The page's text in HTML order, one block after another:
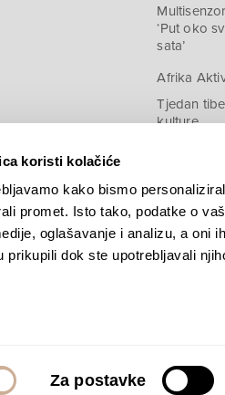
koristi kolačiće
kako bismo
promet. Isto tako, podatke o
oglašavanje i analizu, a oni
prikupili dok ste upotrebljavali
Za postavke
‘Put oko
sata’
Afrika
Tjedan
kulture